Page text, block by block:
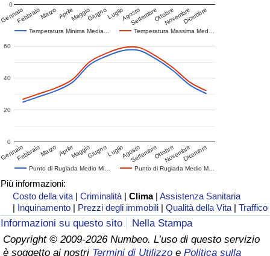
Temperatura Minima Media… Temperatura Massima Med…
GennaioFebbraioMarzo AprileMaggioGiugnoLuglioAgosto
SettembreOttobreNovembreDicembre
0
Punto di Rugiada Medio Mi… Punto di Rugiada Medio M…
GennaioFebbraioMarzo AprileMaggioGiugnoLuglioAgosto
SettembreOttobreNovembreDicembre
0
20
40
60
Più informazioni:
Costo della vita |Criminalità |Clima |Assistenza Sanitaria
| Inquinamento | Prezzi degli immobili |Qualità della Vita |Traffico
Informazioni su questo sito
Nella Stampa
Copyright © 2009-2026 Numbeo. L’uso di questo servizio
è soggetto ai nostri Termini di Utilizzo e Politica sulla